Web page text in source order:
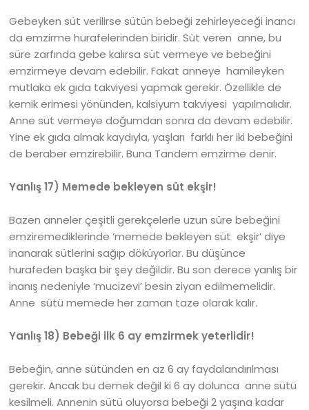
Gebeyken süt verilirse sütün bebeği zehirleyeceği inancı
da emzirme hurafelerinden biridir. Süt veren anne, bu
süre zarfında gebe kalırsa süt vermeye ve bebeğini
emzirmeye devam edebilir. Fakat anneye hamileyken
mutlaka ek gıda takviyesi yapmak gerekir. Özellikle de
kemik erimesi yönünden, kalsiyum takviyesi yapılmalıdır.
Anne süt vermeye doğumdan sonra da devam edebilir.
Yine ek gıda almak kaydıyla, yaşları farklı her iki bebeğini
de beraber emzirebilir. Buna Tandem emzirme denir.
Yanlış 17) Memede bekleyen süt ekşir!
Bazen anneler çeşitli gerekçelerle uzun süre bebeğini
emziremediklerinde ‘memede bekleyen süt ekşir’ diye
inanarak sütlerini sağıp döküyorlar. Bu düşünce
hurafeden başka bir şey değildir. Bu son derece yanlış bir
inanış nedeniyle ‘mucizevi’ besin ziyan edilmemelidir.
Anne sütü memede her zaman taze olarak kalır.
Yanlış 18) Bebeği ilk 6 ay emzirmek yeterlidir!
Bebeğin, anne sütünden en az 6 ay faydalandırılması
gerekir. Ancak bu demek değil ki 6 ay dolunca anne sütü
kesilmeli. Annenin sütü oluyorsa bebeği 2 yaşına kadar